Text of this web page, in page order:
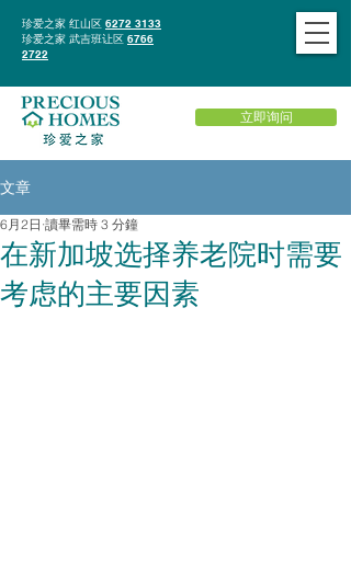
珍爱之家 红山区 6272 3133
珍爱之家 武吉班让区 6766
2722
立即询问
文章
在新加坡选择养老院时需要
考虑的主要因素
6月2日 讀畢需時 3 分鐘